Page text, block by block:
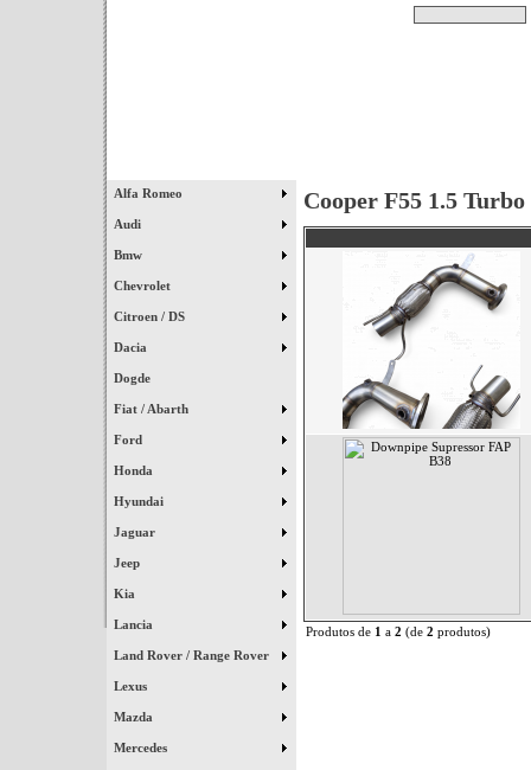
Alfa Romeo
Audi
Bmw
Chevrolet
Citroen / DS
Dacia
Dogde
Fiat / Abarth
Ford
Honda
Hyundai
Jaguar
Jeep
Kia
Lancia
Land Rover / Range Rover
Lexus
Mazda
Mercedes
Cooper F55 1.5 Turbo
Produtos de 1 a 2 (de 2 produtos)